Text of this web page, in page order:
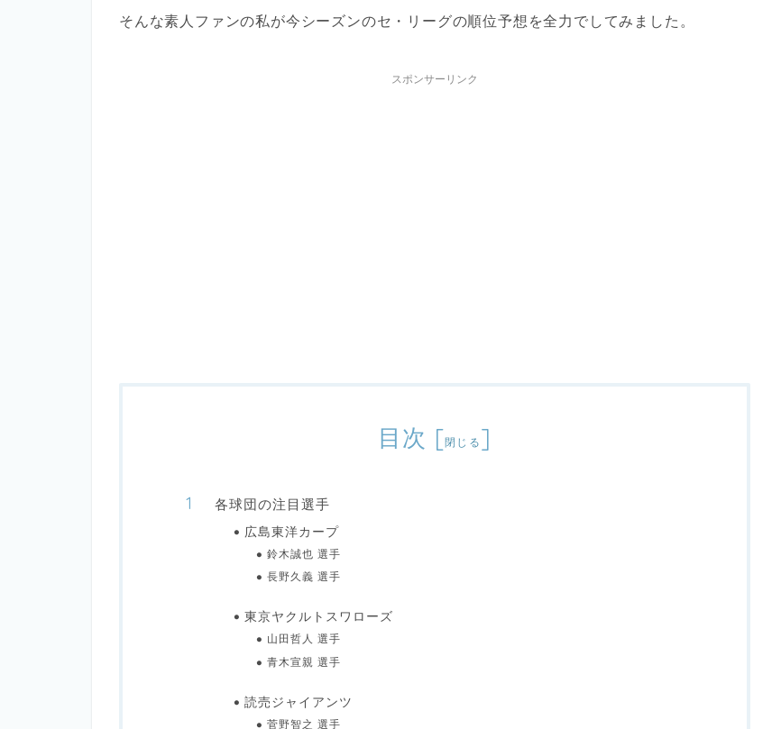
そんな素人ファンの私が今シーズンのセ・リーグの順位予想を全力でしてみました。
スポンサーリンク
目次 [閉じる ]
各球団の注目選手
広島東洋カープ
鈴木誠也 選手
長野久義 選手
東京ヤクルトスワローズ
山田哲人 選手
青木宣親 選手
読売ジャイアンツ
菅野智之 選手